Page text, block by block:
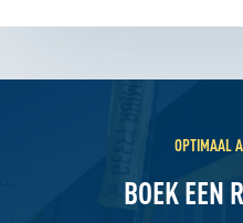
OPTIMAAL
BOEK EEN